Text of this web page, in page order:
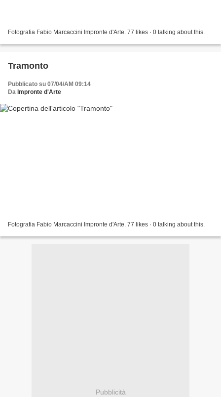
Fotografia Fabio Marcaccini Impronte d'Arte. 77 likes · 0 talking about this.
Tramonto
Pubblicato su 07/04/AM 09:14
Da Impronte d'Arte
Fotografia Fabio Marcaccini Impronte d'Arte. 77 likes · 0 talking about this.
Pubblicità